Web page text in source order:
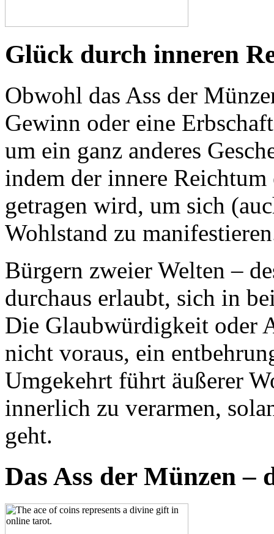
Glück durch inneren
Obwohl das Ass der
Gewinn oder eine
um ein ganz anderes
indem der innere
getragen wird, um sich
Wohlstand zu
Bürgern zweier Welten –
durchaus erlaubt, sich in
Die Glaubwürdigkeit oder
nicht voraus, ein
Umgekehrt führt äußerer
innerlich zu verarmen,
geht.
Das Ass der Münzen –